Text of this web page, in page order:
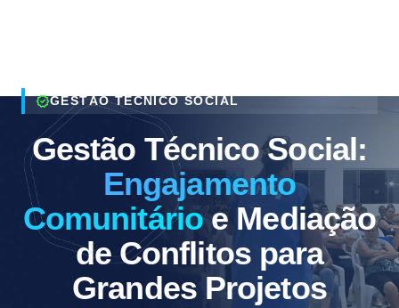
verifiedGESTÃO TÉCNICO SOCIAL
Gestão Técnico Social:
Engajamento
Comunitárioe Mediação
de Conflitos para
Grandes Projetos